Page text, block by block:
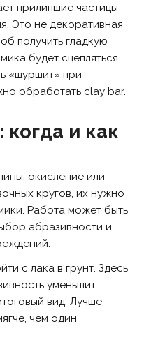
прилипшие частицы
Это не декоративная
получить гладкую
будет сцепляться
«шуршит» при
обработать clay bar.
и как
окисление или
кругов, их нужно
Работа может быть
абразивности и
с лака в грунт. Здесь
уменьшит
вид. Лучше
чем один